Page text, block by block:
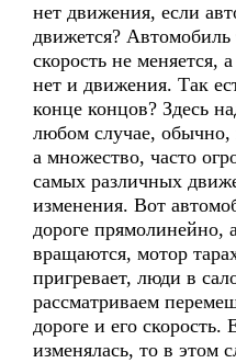
нет движения, если
движется?
скорость не меняется,
нет и движения. Так
конце концов? Здесь
любом случае, обычно,
а множество, часто
самых различных
изменения. Вот
дороге прямолинейно,
вращаются, мотор
пригревает, люди в
рассматриваем
дороге и его скорость.
изменялась, то в этом